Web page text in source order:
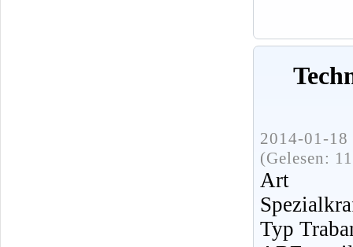
2014-01-
(Gelesen:
Art
Typ